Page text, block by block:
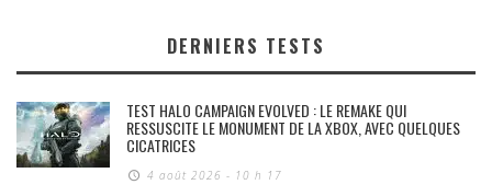
DERNIERS TESTS
TEST HALO CAMPAIGN EVOLVED : LE REMAKE QUI
RESSUSCITE LE MONUMENT DE LA XBOX, AVEC QUELQUES
CICATRICES
4 août 2026 - 10 h 17